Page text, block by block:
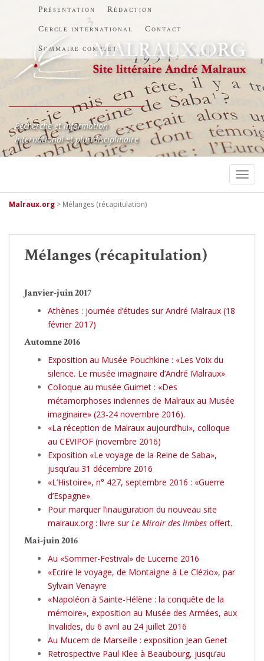
Présentation
Rédaction
Cercle international
Contact
Sommaire complet
Recherche et information
International et pluridisciplinaire
Malraux.org > Mélanges (récapitulation)
Mélanges (récapitulation)
Janvier-juin 2017
Athènes : journée d’études sur André Malraux (18
février 2017)
Automne 2016
Exposition au Musée Pouchkine : «Les Voix du
silence. Le musée imaginaire d’André Malraux».
Colloque au musée Guimet : «Des
métamorphoses indiennes de Malraux au Musée
imaginaire» (23-24 novembre 2016).
«La réception de Malraux aujourd’hui», colloque
au CEVIPOF (novembre 2016)
Exposition «Le voyage de la Reine de Saba»,
jusqu’au 31 décembre 2016
«L’Histoire», n° 427, septembre 2016 : «Guerre
d’Espagne».
Pour marquer l’inauguration du nouveau site
malraux.org : livre surLe Miroir des limbes offert.
Mai-juin 2016
Au «Sommer-Festival» de Lucerne 2016
«Ecrire le voyage, de Montaigne à Le Clézio», par
Sylvain Venayre
«Napoléon à Sainte-Hélène : la conquête de la
mémoire», exposition au Musée des Armées, aux
Invalides, du 6 avril au 24 juillet 2016
Au Mucem de Marseille : exposition Jean Genet
Retrospective Paul Klee à Beaubourg, jusqu’au